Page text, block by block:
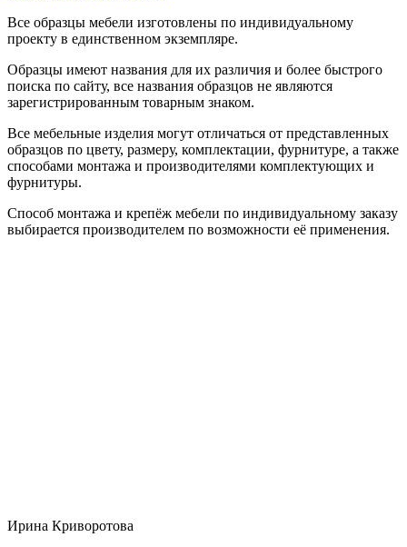
Все образцы мебели изготовлены по индивидуальному
проекту в единственном экземпляре.
Образцы имеют названия для их различия и более быстрого
поиска по сайту, все названия образцов не являются
зарегистрированным товарным знаком.
Все мебельные изделия могут отличаться от представленных
образцов по цвету, размеру, комплектации, фурнитуре, а также
способами монтажа и производителями комплектующих и
фурнитуры.
Способ монтажа и крепёж мебели по индивидуальному заказу
выбирается производителем по возможности её применения.
Ирина Криворотова